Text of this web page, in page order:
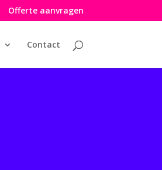
Offerte aanvragen
Contact